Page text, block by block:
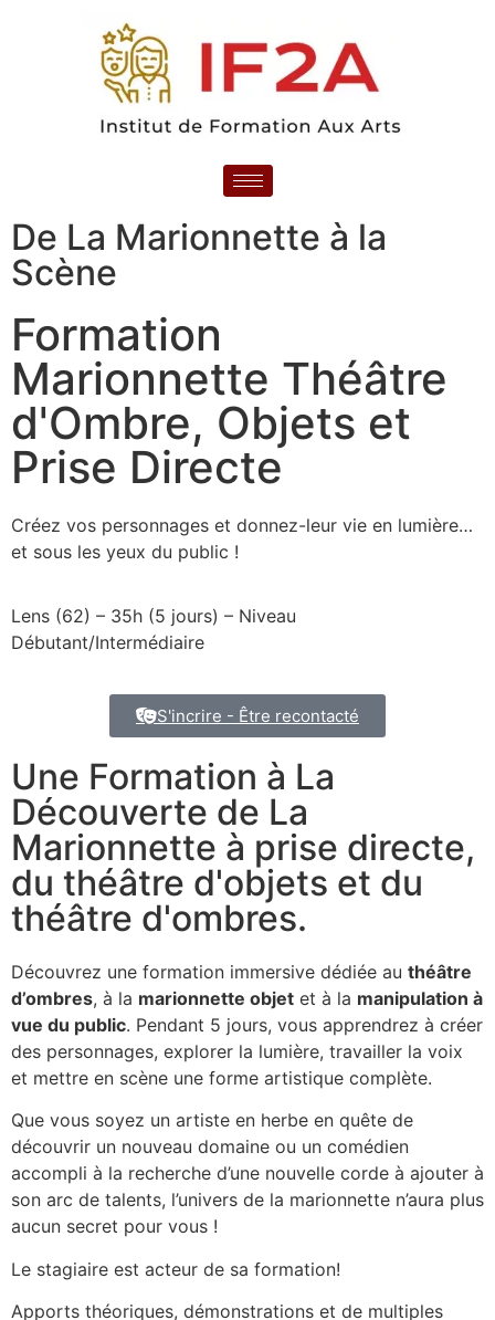
De La Marionnette à la
Scène
Formation
Marionnette Théâtre
d'Ombre, Objets et
Prise Directe
Créez vos personnages et donnez-leur vie en lumière…
et sous les yeux du public !
Lens (62) – 35h (5 jours) – Niveau
Débutant/Intermédiaire
S'incrire - Être recontacté
Une Formation à La
Découverte de La
Marionnette à prise directe,
du théâtre d'objets et du
théâtre d'ombres.
Découvrez une formation immersive dédiée au théâtre
d’ombres, à la marionnette objet et à la manipulation à
vue du public. Pendant 5 jours, vous apprendrez à créer
des personnages, explorer la lumière, travailler la voix
et mettre en scène une forme artistique complète.
Que vous soyez un artiste en herbe en quête de
découvrir un nouveau domaine ou un comédien
accompli à la recherche d’une nouvelle corde à ajouter à
son arc de talents, l’univers de la marionnette n’aura plus
aucun secret pour vous !
Le stagiaire est acteur de sa formation!
Apports théoriques, démonstrations et de multiples